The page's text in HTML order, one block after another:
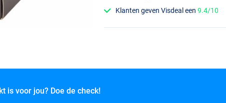
Klanten geven Visdeal een9.4/10
is voor jou? Doe de check!